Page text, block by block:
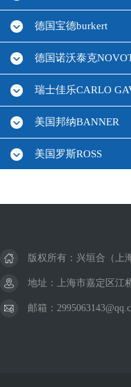
德国宝德burkert
德国诺沃泰克
瑞士佳乐CARLO
美国邦纳BANNER
美国罗斯ROSS
德国西克SICK
美国杜博林
版权所有：兴垣合（上
地址：上海市嘉定区江
邮箱：